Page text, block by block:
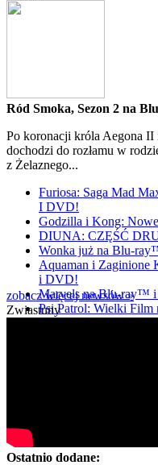
Ród Smoka, Sezon 2 na
Po koronacji króla Aegona
dochodzi do rozłamu w
z Żelaznego...
Furiosa: Saga Mad
I DVD!
Godzilla i Kong:
DIUNA: CZĘŚĆ
Wonka już na Blu-
Aquaman i
i DVD!
Marvels na Blu-ray™
Psi Patrol: Wielki
zobacz więcej newsów »
Zwiastuny
Ostatnio dodane: